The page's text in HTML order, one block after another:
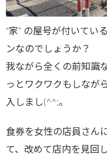
“家” の屋号が付いてい
ンなのでしょうか？
我ながら全くの前知識
っとワクワクもしなが
入しまし(^^;。
食券を女性の店員さん
て、改めて店内を見回